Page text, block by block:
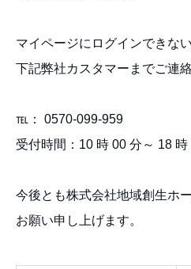
マイページにログインできな
下記弊社カスタマーまでご連
℡： 0570-099-959
受付時間：10 時 00 分～ 18 時
今後とも株式会社地域創生ホ
お願い申し上げます。